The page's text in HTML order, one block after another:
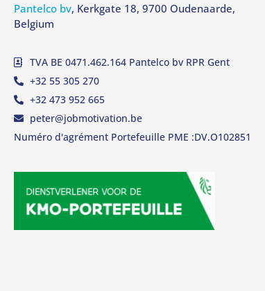
Pantelco bv, Kerkgate 18, 9700 Oudenaarde,
Belgium
TVA BE 0471.462.164 Pantelco bv RPR Gent
+32 55 305 270
+32 473 952 665
peter@jobmotivation.be
Numéro d'agrément Portefeuille PME :DV.O102851